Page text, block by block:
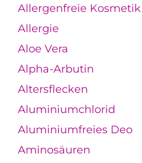
Allergenfreie Kosmetik
Allergie
Aloe Vera
Alpha-Arbutin
Altersflecken
Aluminiumchlorid
Aluminiumfreies Deo
Aminosäuren